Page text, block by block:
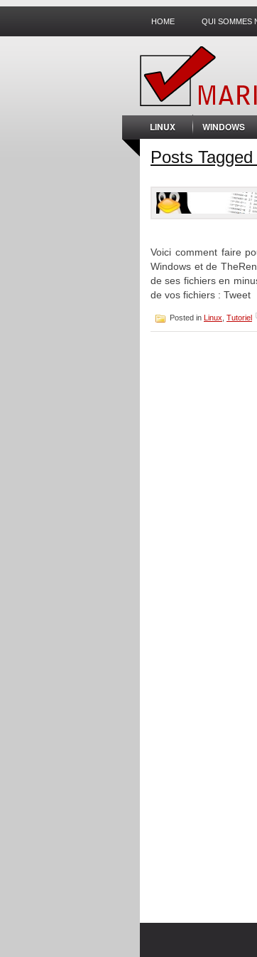
HOME QUI SOMMES
LINUX WINDOWS
Posts Tagged
Voici comment faire
Windows et de
de ses fichiers en
de vos fichiers : Tweet
Posted in Linux Tutoriel